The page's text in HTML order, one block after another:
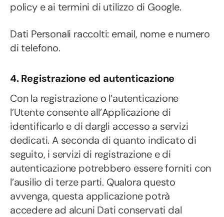
policy e ai termini di utilizzo di Google.
Dati Personali raccolti: email, nome e numero
di telefono.
4. Registrazione ed autenticazione
Con la registrazione o l’autenticazione
l’Utente consente all’Applicazione di
identificarlo e di dargli accesso a servizi
dedicati. A seconda di quanto indicato di
seguito, i servizi di registrazione e di
autenticazione potrebbero essere forniti con
l’ausilio di terze parti. Qualora questo
avvenga, questa applicazione potrà
accedere ad alcuni Dati conservati dal